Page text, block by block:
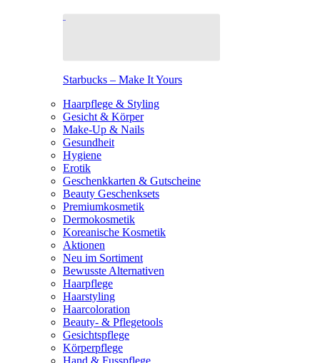
Starbucks – Make It Yours
Haarpflege & Styling
Gesicht & Körper
Make-Up & Nails
Gesundheit
Hygiene
Erotik
Geschenkkarten & Gutscheine
Beauty Geschenksets
Premiumkosmetik
Dermokosmetik
Koreanische Kosmetik
Aktionen
Neu im Sortiment
Bewusste Alternativen
Haarpflege
Haarstyling
Haarcoloration
Beauty- & Pflegetools
Gesichtspflege
Körperpflege
Hand & Fusspflege